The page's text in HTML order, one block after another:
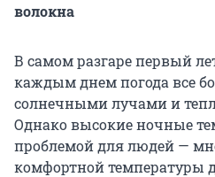
волокна
В самом разгаре первый
каждым днем погода все
солнечными лучами и
Однако высокие ночные
проблемой для людей —
комфортной температуры